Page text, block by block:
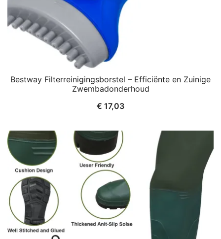
Bestway Filterreinigingsborstel – Efficiënte en Zuinige
Zwembadonderhoud
€ 17,03